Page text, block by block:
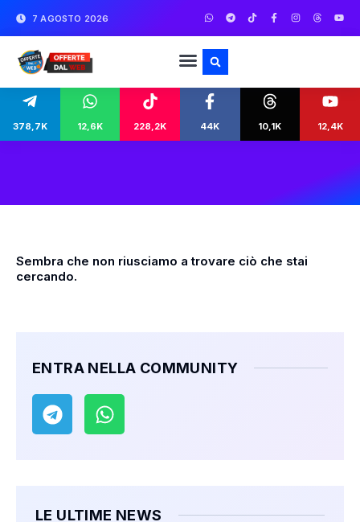
7 AGOSTO 2026
378,7K 12,6K 228,2K 44K 10,1K 12,4K
Sembra che non riusciamo a trovare ciò che stai
cercando.
ENTRA NELLA COMMUNITY
LE ULTIME NEWS